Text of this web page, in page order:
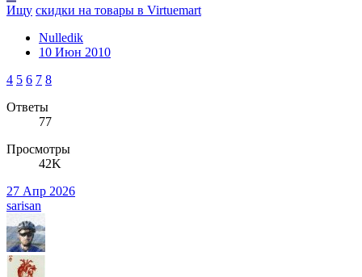
Ищу скидки на товары в Virtuemart
Nulledik
10 Июн 2010
4 5 6 7 8
Ответы
77
Просмотры
42K
27 Апр 2026
sarisan